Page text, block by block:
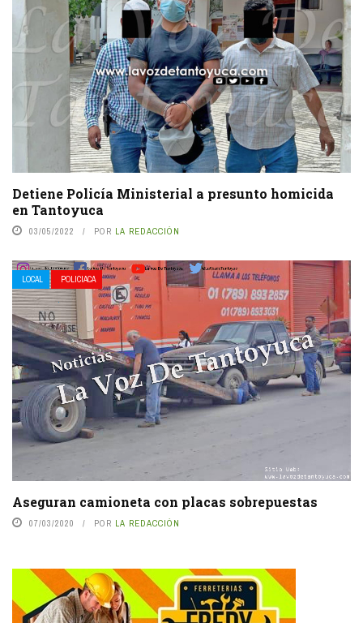
Detiene Policía Ministerial a presunto homicida
en Tantoyuca
03/05/2022 POR LA REDACCIÓN
LOCAL POLICIACA
Aseguran camioneta con placas sobrepuestas
07/03/2020 POR LA REDACCIÓN